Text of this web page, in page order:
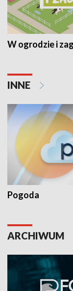
W ogrodzie i
INNE
Pogoda
ARCHIWUM